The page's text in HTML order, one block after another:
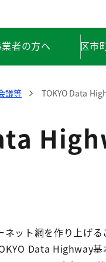
者の方へ 区市
議等 TOKYO Data
ット網を作り上げ
Data Highway